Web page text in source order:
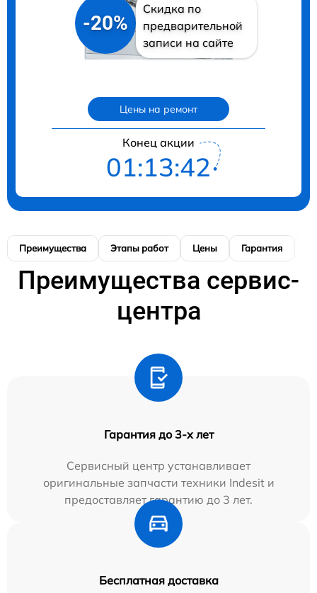
-20%
Скидка по
предварительной
записи на сайте
Цены на ремонт
Конец акции
01:13:40
Преимущества Этапы работ Цены Гарантия
Преимущества сервис-
центра
Гарантия до 3-х лет
Сервисный центр устанавливает
оригинальные запчасти техники Indesit и
предоставляет гарантию до 3 лет.
Бесплатная доставка